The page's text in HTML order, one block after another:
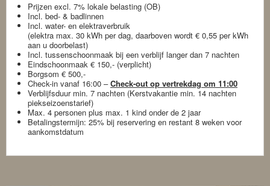
Prijzen excl. 7% lokale belasting (OB)
Incl. bed- & badlinnen
Incl. water- en elektraverbruik
(elektra max. 30 kWh per dag, daarboven wordt € 0,55 per kWh
aan u doorbelast)
Incl. tussenschoonmaak bij een verblijf langer dan 7 nachten
Eindschoonmaak € 150,- (verplicht)
Borgsom € 500,-
Check-in vanaf 16:00 –Check-out op vertrekdag om 11:00
Verblijfsduur min. 7 nachten (Kerstvakantie min. 14 nachten
piekseizoenstarief)
Max. 4 personen plus max. 1 kind onder de 2 jaar
Betalingstermijn: 25% bij reservering en restant 8 weken voor
aankomstdatum